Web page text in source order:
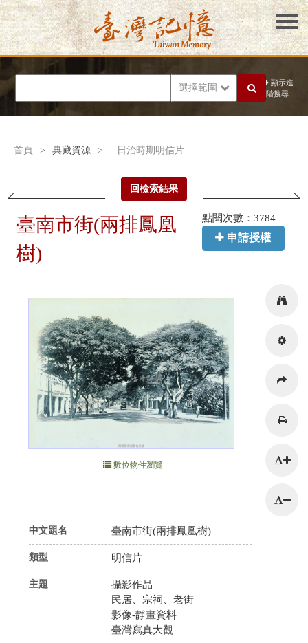
選擇範圍
顯示進
階搜尋
首頁 > 典藏資源 > 日治時期明信片
回檢索結果
臺南市街(兩排鳳凰
樹)
點閱次數：3784
申請授權
數位物件瀏覽
中文題名 臺南市街(兩排鳳凰樹)
類型 明信片
主題
攝影作品
民居、宗祠、老街
影像-靜畫資料
臺灣寫真大觀